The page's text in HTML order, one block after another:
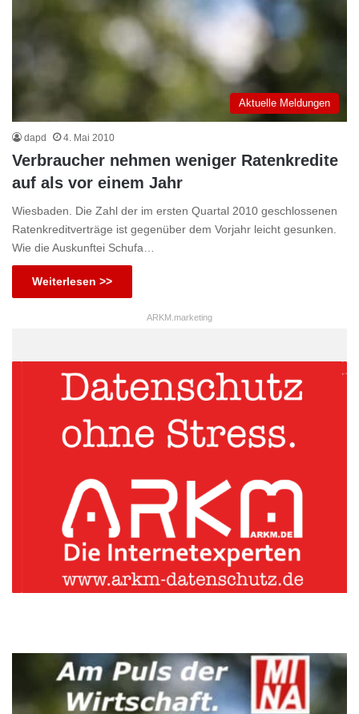
Aktuelle Meldungen
dapd 4. Mai 2010
Verbraucher nehmen weniger Ratenkredite
auf als vor einem Jahr
Wiesbaden. Die Zahl der im ersten Quartal 2010 geschlossenen
Ratenkreditverträge ist gegenüber dem Vorjahr leicht gesunken.
Wie die Auskunftei Schufa…
Weiterlesen >>
ARKM.marketing